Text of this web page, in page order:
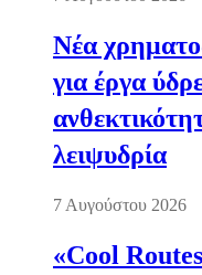
Νέα
για έργα
λειψυδρία
7 Αυγούστου 2026
«Cool